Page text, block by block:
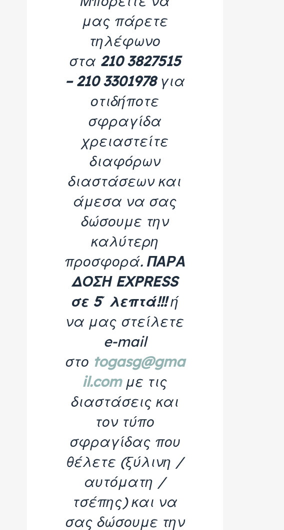
μας πάρετε
τηλέφωνο
στα 210 3827515
– 210 3301978για
οτιδήποτε
σφραγίδα
χρειαστείτε
διαφόρων
διαστάσεων και
άμεσα να σας
δώσουμε την
καλύτερη
προσφορά. ΠΑΡΑ
ΔΟΣΗ EXPRESS
σε 5΄ λεπτά!!!ή
να μας στείλετε
e-mail
στο togasg@gma
il.comμε τις
διαστάσεις και
τον τύπο
σφραγίδας που
θέλετε (ξύλινη /
αυτόματη /
τσέπης) και να
σας δώσουμε την